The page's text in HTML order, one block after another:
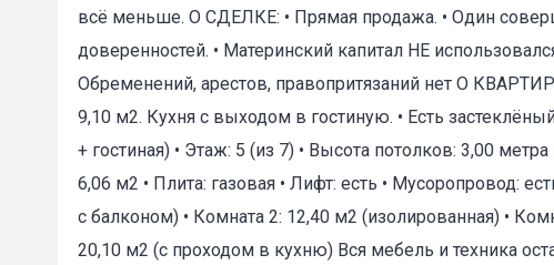
всё меньше. О СДЕЛКЕ: • Прямая продажа. • Один
доверенностей. • Материнский капитал НЕ
Обременений, арестов, правопритязаний нет О
9,10 м2. Кухня с выходом в гостиную. • Есть
+ гостиная) • Этаж: 5 (из 7) • Высота потолков: 3,00
6,06 м2 • Плита: газовая • Лифт: есть • Мусоропровод:
с балконом) • Комната 2: 12,40 м2 (изолированная) •
20,10 м2 (с проходом в кухню) Вся мебель и техника